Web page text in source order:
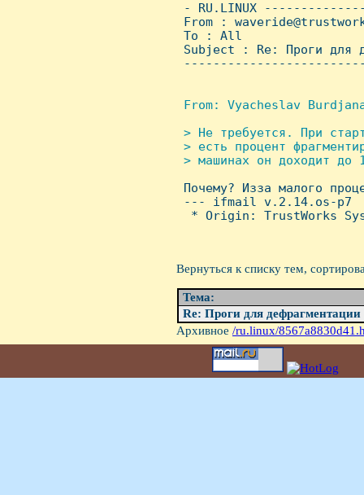
- RU.LINUX
From :
To : All
Subject : Re: Проги для
From: Vyacheslav
> Hе требуется. При
> есть процент
> машинах он доходит до
Почему? Изза малого
--- ifmail v.2.14.os-p7
* Origin: TrustWorks
Вернуться к списку тем,
Тема:
Re: Проги для дефрагментации
Архивное /ru.linux/